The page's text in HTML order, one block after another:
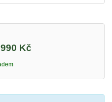
990 Kč